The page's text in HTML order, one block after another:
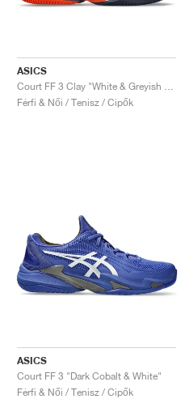
ASICS
Férfi & Női / Tenisz / Cipők
ASICS
Court FF 3 "Dark Cobalt & White"
Férfi & Női / Tenisz / Cipők